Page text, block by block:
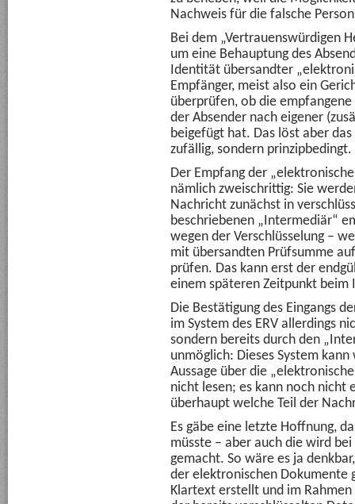
Nachweis für die falsche
Bei dem „Vertrauenswürdigen
um eine Behauptung des
Identität übersandter
Empfänger, meist also ein
überprüfen, ob die
der Absender nach eigener
beigefügt hat. Das löst aber
zufällig, sondern prinzipbedingt.
Der Empfang der
nämlich zweischrittig: Sie
Nachricht zunächst in
beschriebenen „Intermediär“
wegen der Verschlüsselung –
mit übersandten Prüfsumme
prüfen. Das kann erst der
einem späteren Zeitpunkt
Die Bestätigung des Eingangs
im System des ERV allerdings
sondern bereits durch den
unmöglich: Dieses System
Aussage über die
nicht lesen; es kann noch nicht
überhaupt welche Teil der
Es gäbe eine letzte Hoffnung,
müsste – aber auch die wird
gemacht. So wäre es ja
der elektronischen Dokumente
Klartext erstellt und im